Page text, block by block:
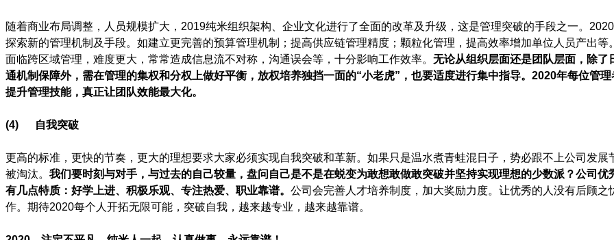
随着商业布局调整，人员规模扩大，2019纯米组织架构、企业文化进行了全面的改革及升级，这是管理突破的手段之一。
探索新的管理机制及手段。如建立更完善的预算管理机制；提高供应链管理精度；颗粒化管理，提高效率增加单位人员产出等
面临跨区域管理，难度更大，常常造成信息流不对称，沟通误会等，十分影响工作效率。 无论从组织层面还是团队层面，除了
通机制保障外，需在管理的集权和分权上做好平衡，放权培养独挡一面的“小老虎”，也要适度进行集中指导。 2020年每位管
提升管理技能，真正让团队效能最大化。
(4) 自我突破
更高的标准，更快的节奏，更大的理想要求大家必须实现自我突破和革新。如果只是温水煮青蛙混日子，势必跟不上公司发展
被淘汰。 我们要时刻与对手，与过去的自己较量，盘问自己是不是在蜕变为敢想敢做敢突破并坚持实现理想的少数派？公司优
有几点特质： 好学上进、积极乐观、专注热爱、职业靠谱。 公司会完善人才培养制度，加大奖励力度。让优秀的人没有后顾之
作。期待2020每个人开拓无限可能，突破自我，越来越专业，越来越靠谱。